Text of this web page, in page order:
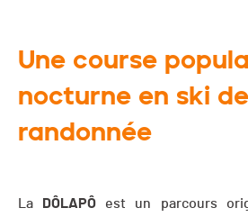
Une course
nocturne en ski de
randonnée
La DÔLAPÔ est un parcours